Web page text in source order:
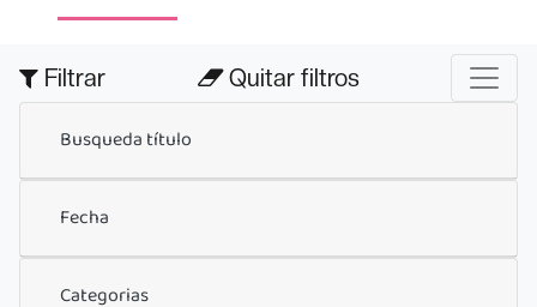
Filtrar Quitar filtros
Busqueda título
Fecha
Categorias